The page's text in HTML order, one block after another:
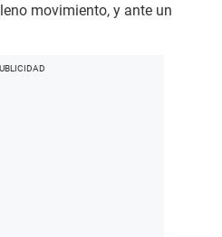
movimiento, y ante un